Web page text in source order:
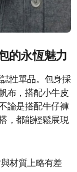
的永恆魅力
性單品。包身採
布，搭配小牛皮
論是搭配牛仔褲
，都能輕鬆展現
材質上略有差